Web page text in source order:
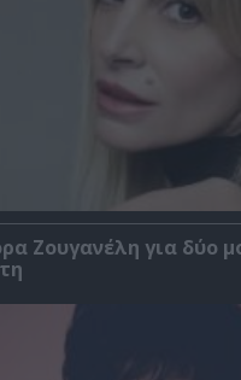
Ζουγανέλη για δύο